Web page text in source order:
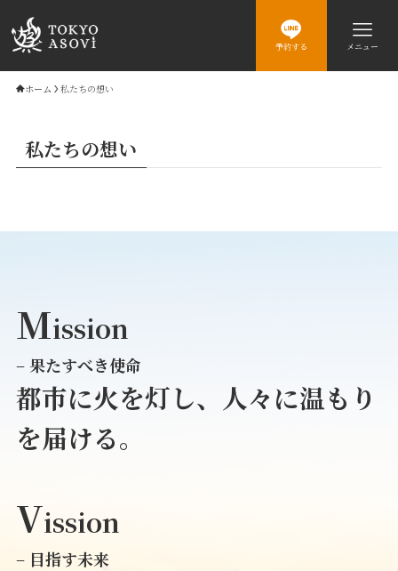
予約する メニュー
ホーム 私たちの想い
私たちの想い
Mission
–果たすべき使命
都市に火を灯し、人々に温もり
を届ける。
Vission
– 目指す未来